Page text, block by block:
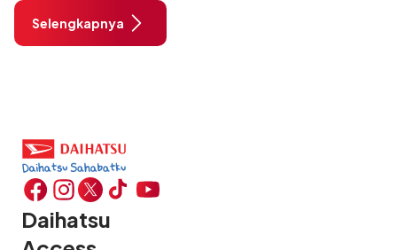
sebanyak 12.750 unit pada Juli 2026. Capaian tersebut tumbuh
13,6% dibandingkan periode yang sama tahun lalu sebanyak
11.220 unit, dan tetap stabil dibandingkan bulan Juni 2026 lalu.
Selengkapnya
Daihatsu